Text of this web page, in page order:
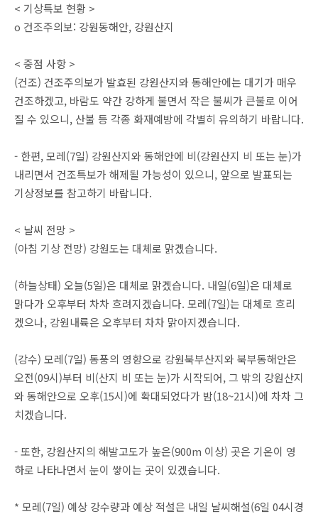
< 기상특보 현황 >
o 건조주의보: 강원동해안, 강원산지
< 중점 사항 >
(건조) 건조주의보가 발효된 강원산지와 동해안에는 대기가 매우
건조하겠고, 바람도 약간 강하게 불면서 작은 불씨가 큰불로 이어
질 수 있으니, 산불 등 각종 화재예방에 각별히 유의하기 바랍니다.
- 한편, 모레(7일) 강원산지와 동해안에 비(강원산지 비 또는 눈)가
내리면서 건조특보가 해제될 가능성이 있으니, 앞으로 발표되는
기상정보를 참고하기 바랍니다.
< 날씨 전망 >
(아침 기상 전망) 강원도는 대체로 맑겠습니다.
(하늘상태) 오늘(5일)은 대체로 맑겠습니다. 내일(6일)은 대체로
맑다가 오후부터 차차 흐려지겠습니다. 모레(7일)는 대체로 흐리
겠으나, 강원내륙은 오후부터 차차 맑아지겠습니다.
(강수) 모레(7일) 동풍의 영향으로 강원북부산지와 북부동해안은
오전(09시)부터 비(산지 비 또는 눈)가 시작되어, 그 밖의 강원산지
와 동해안으로 오후(15시)에 확대되었다가 밤(18~21시)에 차차 그
치겠습니다.
- 또한, 강원산지의 해발고도가 높은(900m 이상) 곳은 기온이 영
하로 나타나면서 눈이 쌓이는 곳이 있겠습니다.
* 모레(7일) 예상 강수량과 예상 적설은 내일 날씨해설(6일 04시경